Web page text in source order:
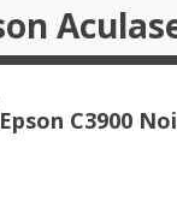
C3900